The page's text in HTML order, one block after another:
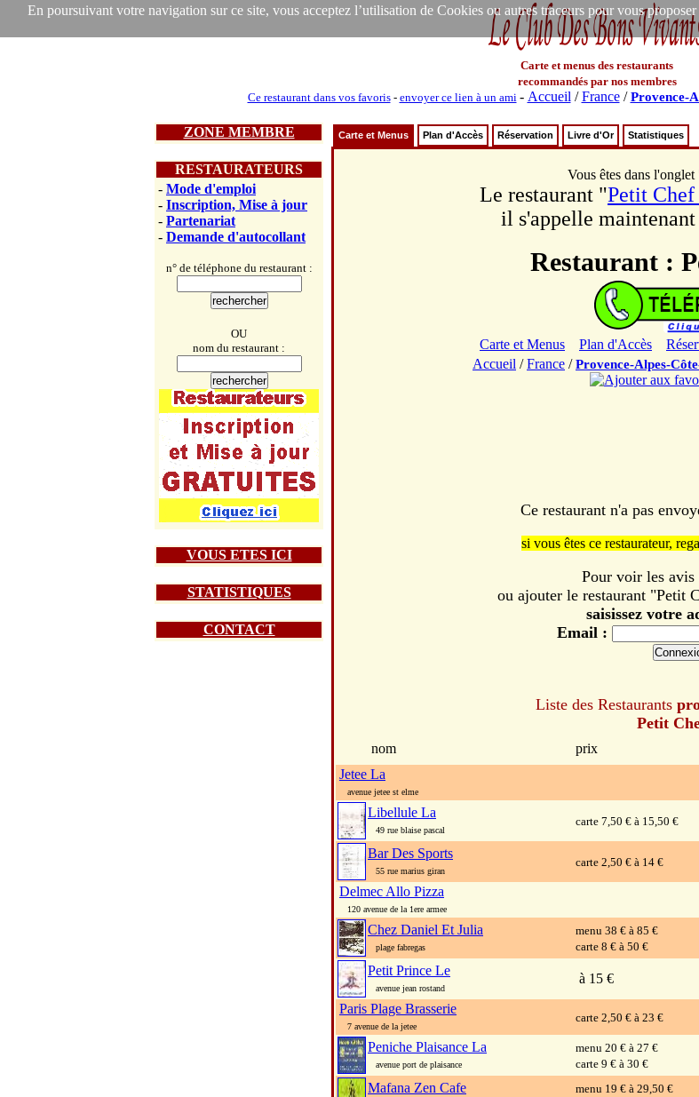
En poursuivant votre navigation sur ce site, vous acceptez l’utilisation de Cookies ou autres traceurs pour vous
Carte et menus des restaurants
recommandés par nos membres
Ce restaurant dans vos favoris- envoyer ce lien à un ami - Accueil /France/Provence-
ZONE MEMBRE
RESTAURATEURS
- Mode d'emploi
- Inscription, Mise à jour
- Partenariat
- Demande d'autocollant
n° de téléphone du restaurant :
OU
nom du restaurant :
VOUS ETES ICI
STATISTIQUES
CONTACT
Carte et Menus Plan d'Accès Réservation Livre d'Or Statistiques
Vous êtes dans
Le restaurant "Petit Chef
il s'appelle maintenant
Restaurant :
Carte et Menus Plan d'Accès
Accueil /France /Provence-Alpes-
Ce restaurant n'a pas
si vous êtes ce restaurateur,
Pour voir les avis
ou ajouter le restaurant "Petit
saisissez votre
Email :
Liste des Restaurants
Petit
nom prix
Jetee La
avenue jetee st elme
Libellule La
49 rue blaise pascal
carte 7,50 € à 15,50 €
Bar Des Sports
55 rue marius giran
carte 2,50 € à 14 €
Delmec Allo Pizza
120 avenue de la 1ere armee
Chez Daniel Et Julia
plage fabregas
menu 38 € à 85 €
carte 8 € à 50 €
Petit Prince Le
avenue jean rostand
à 15 €
Paris Plage Brasserie
7 avenue de la jetee
carte 2,50 € à 23 €
Peniche Plaisance La
avenue port de plaisance
menu 20 € à 27 €
carte 9 € à 30 €
Mafana Zen Cafe
menu 19 € à 29,50 €